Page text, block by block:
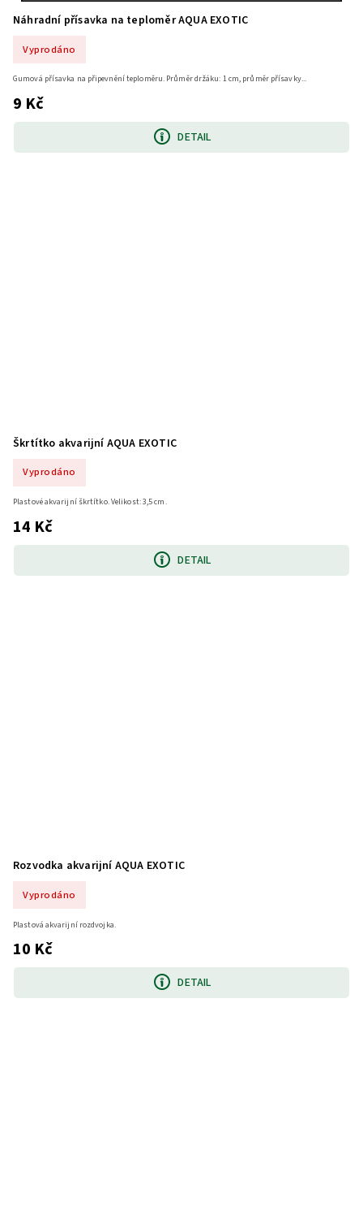
Náhradní přísavka na teploměr AQUA EXOTIC
Vyprodáno
9 Kč
DETAIL
Gumová přísavka na připevnění teploměru. Průměr držáku: 1 cm, průměr přísavky...
Škrtítko akvarijní AQUA EXOTIC
Vyprodáno
14 Kč
DETAIL
Plastové akvarijní škrtítko. Velikost: 3,5 cm.
Rozvodka akvarijní AQUA EXOTIC
Vyprodáno
10 Kč
DETAIL
Plastová akvarijní rozdvojka.